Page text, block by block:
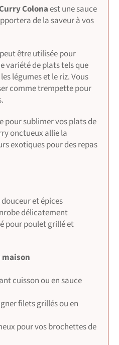
Colonaest une sauce
de la saveur à vos
peut être utilisée pour
variété de plats tels que
légumes et le riz. Vous
comme trempette pour
pour sublimer vos plats de
onctueux allie la
exotiques pour des repas
et épices
délicatement
pour poulet grillé et
maison
cuisson ou en sauce
filets grillés ou en
pour vos brochettes de